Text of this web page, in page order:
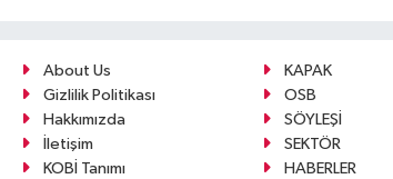
About Us
KAPAK
Gizlilik Politikası
OSB
Hakkımızda
SÖYLEŞİ
İletişim
SEKTÖR
KOBİ Tanımı
HABERLER